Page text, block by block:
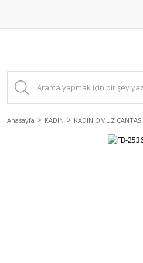
Anasayfa KADIN KADIN OMUZ ÇANTASI